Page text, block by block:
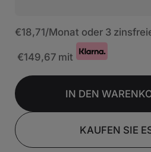
€18,71/Monat oder 3
€149,67 mit
IN DEN
KAUFEN SIE